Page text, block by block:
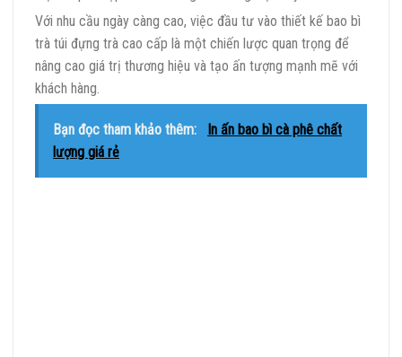
Với nhu cầu ngày càng cao, việc đầu tư vào thiết kế bao bì
trà túi đựng trà cao cấp là một chiến lược quan trọng để
nâng cao giá trị thương hiệu và tạo ấn tượng mạnh mẽ với
khách hàng.
Bạn đọc tham khảo thêm:
In ấn bao bì cà phê chất
lượng giá rẻ